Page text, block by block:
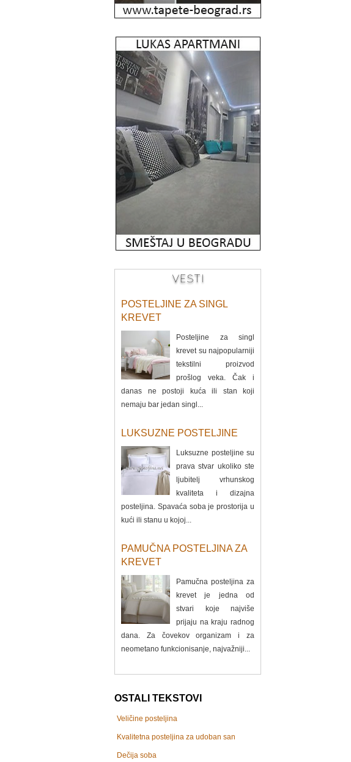
VESTI
POSTELJINE ZA SINGL
KREVET
Posteljine za singl
krevet su najpopularniji
tekstilni proizvod
prošlog veka. Čak i
danas ne postoji kuća ili stan koji
nemaju bar jedan singl...
LUKSUZNE POSTELJINE
Luksuzne posteljine su
prava stvar ukoliko ste
ljubitelj vrhunskog
kvaliteta i dizajna
posteljina. Spavaća soba je prostorija u
kući ili stanu u kojoj...
PAMUČNA POSTELJINA ZA
KREVET
Pamučna posteljina za
krevet je jedna od
stvari koje najviše
prijaju na kraju radnog
dana. Za čovekov organizam i za
neometano funkcionisanje, najvažniji...
OSTALI TEKSTOVI
Veličine posteljina
Kvalitetna posteljina za udoban san
Dečija soba